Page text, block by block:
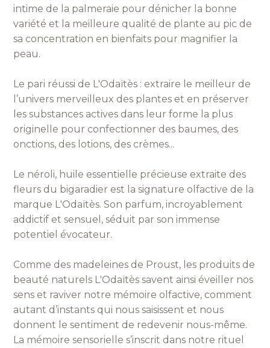
intime de la palmeraie pour dénicher la bonne
variété et la meilleure qualité de plante au pic de
sa concentration en bienfaits pour magnifier la
peau.
Le pari réussi de L'Odaïtès : extraire le meilleur de
l’univers merveilleux des plantes et en préserver
les substances actives dans leur forme la plus
originelle pour confectionner des baumes, des
onctions, des lotions, des crèmes...
Le néroli, huile essentielle précieuse extraite des
fleurs du bigaradier est la signature olfactive de la
marque L'Odaïtès. Son parfum, incroyablement
addictif et sensuel, séduit par son immense
potentiel évocateur.
Comme des madeleines de Proust, les produits de
beauté naturels L'Odaïtès savent ainsi éveiller nos
sens et raviver notre mémoire olfactive, comment
autant d’instants qui nous saisissent et nous
donnent le sentiment de redevenir nous-même.
La mémoire sensorielle s’inscrit dans notre rituel